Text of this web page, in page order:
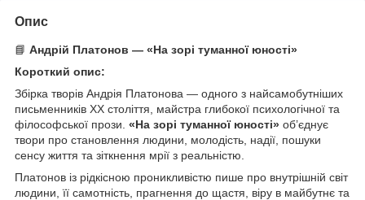
Опис
📘 Андрій Платонов — «На зорі туманної юності»
Короткий опис:
Збірка творів Андрія Платонова — одного з найсамобутніших
письменників ХХ століття, майстра глибокої психологічної та
філософської прози. «На зорі туманної юності» об’єднує
твори про становлення людини, молодість, надії, пошуки
сенсу життя та зіткнення мрії з реальністю.
Платонов із рідкісною проникливістю пише про внутрішній світ
людини, її самотність, прагнення до щастя, віру в майбутнє та